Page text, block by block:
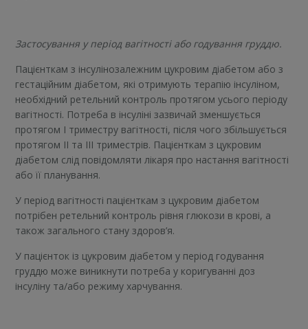
Застосування у період вагітності або годування груддю.
Пацієнткам з інсулінозалежним цукровим діабетом або з
гестаційним діабетом, які отримують терапію інсуліном,
необхідний ретельний контроль протягом усього періоду
вагітності. Потреба в інсуліні зазвичай зменшується
протягом І триместру вагітності, після чого збільшується
протягом ІІ та ІІІ триместрів. Пацієнткам з цукровим
діабетом слід повідомляти лікаря про настання вагітності
або її планування.
У період вагітності пацієнткам з цукровим діабетом
потрібен ретельний контроль рівня глюкози в крові, а
також загального стану здоров’я.
У пацієнток із цукровим діабетом у період годування
груддю може виникнути потреба у коригуванні доз
інсуліну та/або режиму харчування.